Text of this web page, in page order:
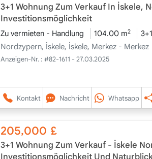
3+1 Wohnung Zum Verkauf In İskele,
Investitionsmöglichkeit
Zu vermieten - Handlung 104.00 m2 3+1
Nordzypern, İskele, İskele, Merkez - Merkez
Anzeigen-Nr. : #82-1611 - 27.03.2025
Kontakt Nachricht Whatsapp
205,000 £
3+1 Wohnung Zum Verkauf - İskele
Investitionsmöglichkeit Und